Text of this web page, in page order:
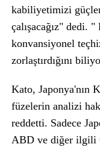
kabiliyetimizi
çalışacağız" dedi. "
konvansiyonel
zorlaştırdığını
Kato, Japonya'nın
füzelerin analizi
reddetti. Sadece
ABD ve diğer ilgili